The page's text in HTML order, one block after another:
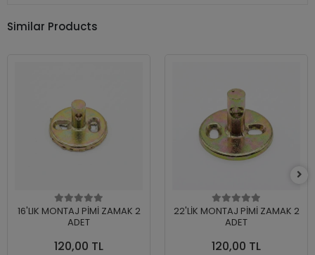
Similar Products
16'LIK MONTAJ PİMİ ZAMAK 2
ADET
120,00 TL
22'LİK MONTAJ PİMİ ZAMAK 2
ADET
120,00 TL